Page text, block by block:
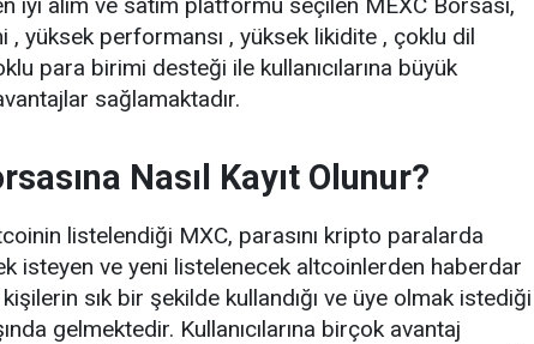
, yüksek performansı , yüksek likidite , çoklu dil
para birimi desteği ile kullanıcılarına büyük
sağlamaktadır.
Nasıl Kayıt Olunur?
listelendiği MXC, parasını kripto paralarda
isteyen ve yeni listelenecek altcoinlerden haberdar
sık bir şekilde kullandığı ve üye olmak istediği
gelmektedir. Kullanıcılarına birçok avantaj